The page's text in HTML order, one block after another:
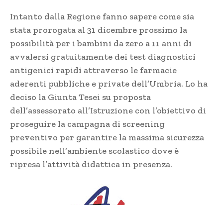
Intanto dalla Regione fanno sapere come sia
stata prorogata al 31 dicembre prossimo la
possibilità per i bambini da zero a 11 anni di
avvalersi gratuitamente dei test diagnostici
antigenici rapidi attraverso le farmacie
aderenti pubbliche e private dell’Umbria. Lo ha
deciso la Giunta Tesei su proposta
dell’assessorato all’Istruzione con l’obiettivo di
proseguire la campagna di screening
preventivo per garantire la massima sicurezza
possibile nell’ambiente scolastico dove è
ripresa l’attività didattica in presenza.